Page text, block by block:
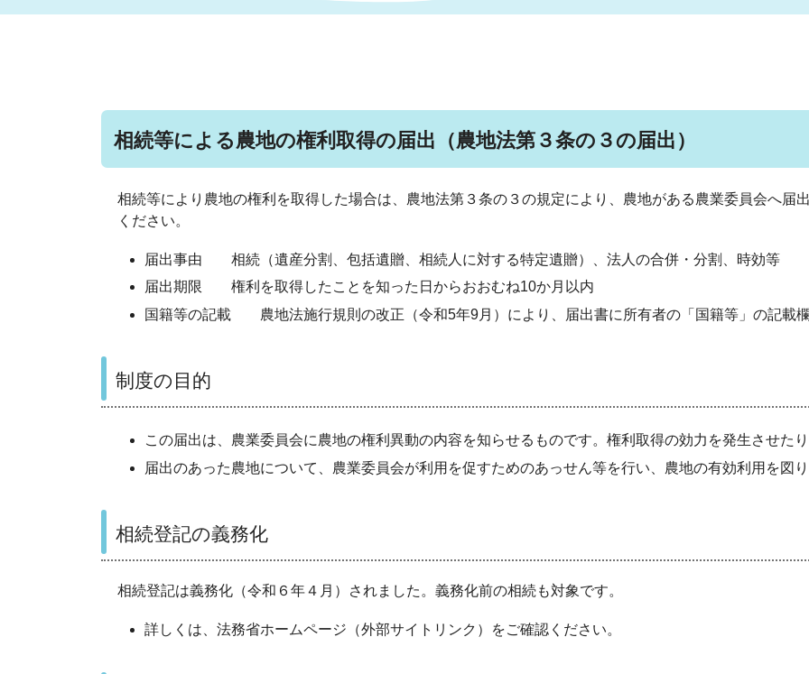
電子サービス オープンデータ・活用事例
市議会 審議会など いわき市広告事業
監査委員
市民意見募集(パブリック
ご意見・ご質問 水道局
相続等による農地の権利取得の届出（農地法第３条の３の届出）
相続等により農地の権利を取得した場合は、農地法第３条の３の規定により、農地がある農業委員会へ届
ください。
届出事由 相続（遺産分割、包括遺贈、相続人に対する特定遺贈）、法人の合併・分割、時効等
届出期限 権利を取得したことを知った日からおおむね10か月以内
国籍等の記載 農地法施行規則の改正（令和5年9月）により、届出書に所有者の「国籍等」の記
制度の目的
この届出は、農業委員会に農地の権利異動の内容を知らせるものです。権利取得の効力を発生させた
届出のあった農地について、農業委員会が利用を促すためのあっせん等を行い、農地の有効利用を図
相続登記の義務化
相続登記は義務化（令和６年４月）されました。義務化前の相続も対象です。
詳しくは、法務省ホームページ（外部サイトリンク）をご確認ください。